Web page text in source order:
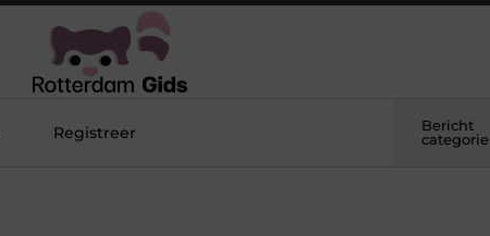
Registreer
Bericht
categorie